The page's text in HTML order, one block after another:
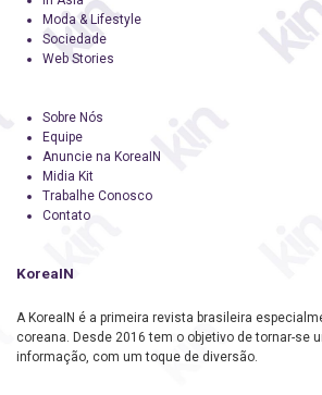
Moda & Lifestyle
Sociedade
Web Stories
Sobre Nós
Equipe
Anuncie na KoreaIN
Midia Kit
Trabalhe Conosco
Contato
KoreaIN
A KoreaIN é a primeira revista brasileira
coreana. Desde 2016 tem o objetivo de tornar-se
informação, com um toque de diversão.